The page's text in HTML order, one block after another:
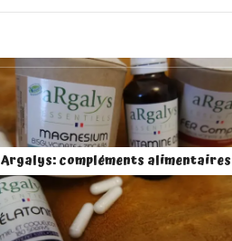
Argalys: compléments alimentaires